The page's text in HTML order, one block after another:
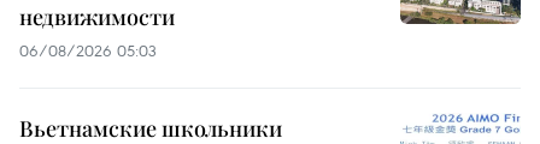
недвижимости
06/08/2026 05:03
Вьетнамские школьники